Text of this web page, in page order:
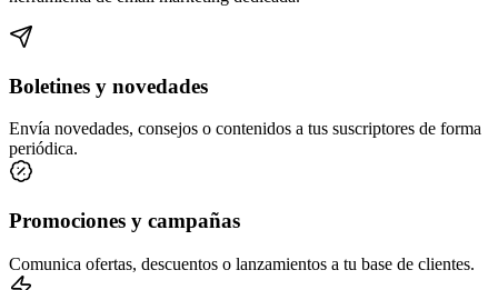
Boletines y novedades
Envía novedades, consejos o contenidos a tus suscriptores de forma
periódica.
Promociones y campañas
Comunica ofertas, descuentos o lanzamientos a tu base de clientes.